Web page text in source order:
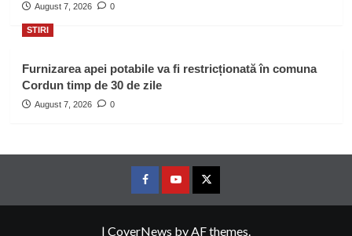
August 7, 2026 0
STIRI
Furnizarea apei potabile va fi restricționată în comuna
Cordun timp de 30 de zile
August 7, 2026 0
FacebookYoutubeTwitter
| CoverNews by AF themes.